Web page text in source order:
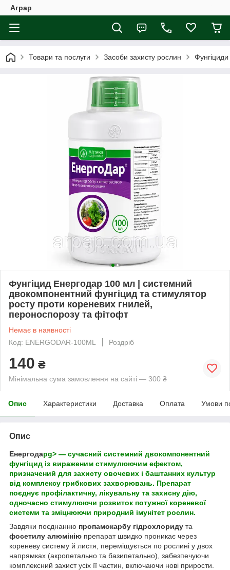
Аграр
Товари та послуги Засоби захисту рослин Фунгіциди
Фунгіцид Енергодар 100 мл | системний
двокомпонентний фунгіцид та стимулятор
росту проти кореневих гнилей,
пероноспорозу та фітофт
Немає в наявності
Код: ENERGODAR-100ML
Роздріб
140 ₴
Мінімальна сума замовлення на сайті — 300 ₴
Опис Характеристики Доставка Оплата Умови
Опис
Енергодарg> — сучасний системний двокомпонентний
фунгіцид із вираженим стимулюючим ефектом,
призначений для захисту овочевих і баштанних культур
від комплексу грибкових захворювань. Препарат
поєднує профілактичну, лікувальну та захисну дію,
одночасно стимулюючи розвиток потужної кореневої
системи та зміцнюючи природний імунітет рослин.
Завдяки поєднанню пропамокарбу гідрохлориду та
фосетилу алюмінію препарат швидко проникає через
кореневу систему й листя, переміщується по рослині у двох
напрямках (акропетально та базипетально), забезпечуючи
комплексний захист усіх її частин, включаючи нові прирости.